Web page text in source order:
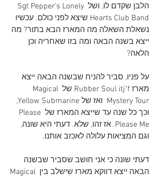
הלבן שקדם לו, ושל Sgt Pepper's Lonely
Hearts Club Band שיצא לפני כולם. עכשיו
נשאלת השאלה מה המארז הבא בתור? מה
ייצא בשנה הבאה ומה בזו שאחריה וכן
הלאה?
על פניו, סביר להניח שבשנה הבאה ייצא
מארז Rubber Soul itj"f של Magical
Mystery Tour  ואז של Yellow Submarine,
וכך כל שנה עד שייצא המארז של Please
Please Me. אז זהו, שלא. דעתי היא שונה,
וגם המציאות עלולה לאכזב אותנו.
דעתי שונה כי אני חושב שסביר שבשנה
הבאה ייצא דווקא מארז שישלב בין Magical